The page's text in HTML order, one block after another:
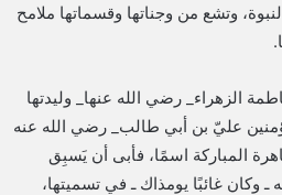
النبوة، وتشع من وجناتها وقسماتها ملامح
الزهراء_ رضي الله عنها_ وليدتها
عليّ بن أبي طالب_ رضي الله عنه
المباركة اسمًا، فأبى أن يَسبِق
وكان غائبًا يومذاك ـ في تسميتها،